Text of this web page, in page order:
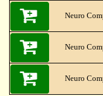
Neuro
Neuro
Neuro